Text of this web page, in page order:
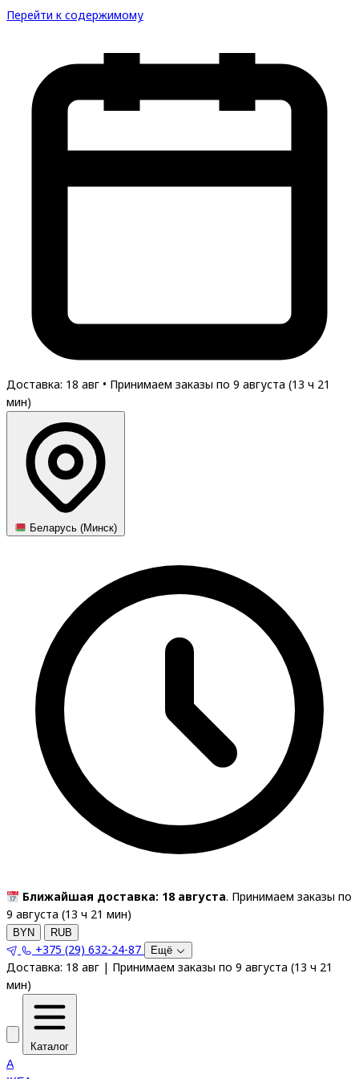
Перейти к содержимому
Доставка: 18 авг • Принимаем заказы по 9 августа (13 ч 21
мин)
Беларусь (Минск)
Ближайшая доставка: 18 августа. Принимаем заказы по
9 августа (13 ч 21 мин)
BYN RUB
+375 (29) 632-24-87 Ещё
Доставка: 18 авг | Принимаем заказы по 9 августа (13 ч 21
мин)
Каталог
A